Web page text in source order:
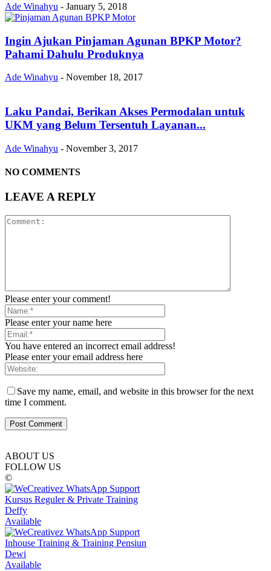
Ade Winahyu - January 5, 2018
Ingin Ajukan Pinjaman Agunan BPKP Motor?
Pahami Dahulu Produknya
Ade Winahyu - November 18, 2017
Laku Pandai, Berikan Akses Permodalan untuk
UKM yang Belum Tersentuh Layanan...
Ade Winahyu - November 3, 2017
NO COMMENTS
LEAVE A REPLY
Please enter your comment!
Please enter your name here
You have entered an incorrect email address!
Please enter your email address here
Save my name, email, and website in this browser for the next
time I comment.
ABOUT US
FOLLOW US
©
Kursus Reguler & Private Training
Deffy
Available
Inhouse Training & Training Pensiun
Dewi
Available